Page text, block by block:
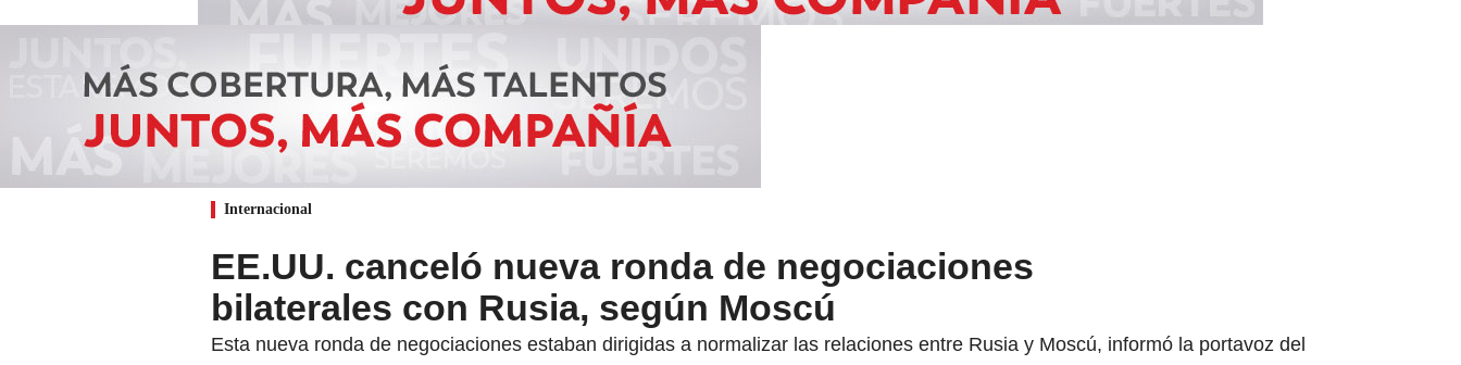
Internacional
EE.UU. canceló nueva ronda de negociaciones
bilaterales con Rusia, según Moscú
Esta nueva ronda de negociaciones estaban dirigidas a normalizar las relaciones entre Rusia y Moscú, informó la portavoz del